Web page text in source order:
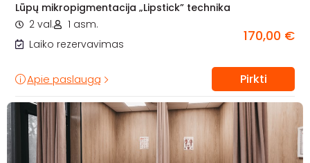
Lūpų mikropigmentacija „Lipstick” technika
2 val.
1 asm.
Laiko rezervavimas
170,00 €
Apie paslaugą Pirkti